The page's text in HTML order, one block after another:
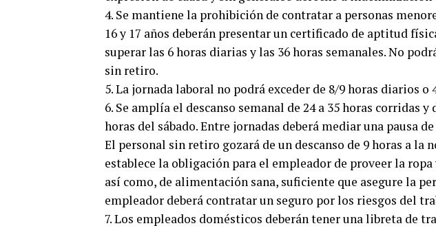
4. Se mantiene la prohibición de contratar a personas
16 y 17 años deberán presentar un certificado de aptitud
superar las 6 horas diarias y las 36 horas semanales. No
sin retiro.
5. La jornada laboral no podrá exceder de 8/9 horas diarios o
6. Se amplía el descanso semanal de 24 a 35 horas corridas
horas del sábado. Entre jornadas deberá mediar una pausa
El personal sin retiro gozará de un descanso de 9 horas a la
establece la obligación para el empleador de proveer la
así como, de alimentación sana, suficiente que asegure la
empleador deberá contratar un seguro por los riesgos del
7. Los empleados domésticos deberán tener una libreta de